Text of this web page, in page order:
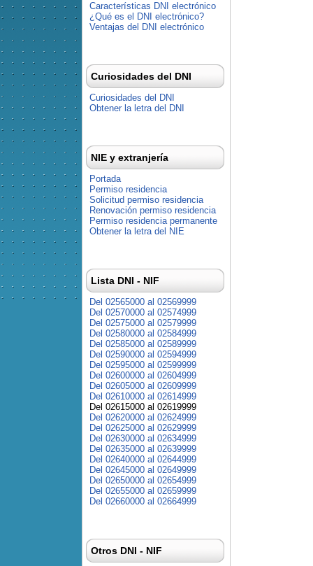
Características DNI electrónico
¿Qué es el DNI electrónico?
Ventajas del DNI electrónico
Curiosidades del DNI
Curiosidades del DNI
Obtener la letra del DNI
NIE y extranjería
Portada
Permiso residencia
Solicitud permiso residencia
Renovación permiso residencia
Permiso residencia permanente
Obtener la letra del NIE
Lista DNI - NIF
Del 02565000 al 02569999
Del 02570000 al 02574999
Del 02575000 al 02579999
Del 02580000 al 02584999
Del 02585000 al 02589999
Del 02590000 al 02594999
Del 02595000 al 02599999
Del 02600000 al 02604999
Del 02605000 al 02609999
Del 02610000 al 02614999
Del 02615000 al 02619999
Del 02620000 al 02624999
Del 02625000 al 02629999
Del 02630000 al 02634999
Del 02635000 al 02639999
Del 02640000 al 02644999
Del 02645000 al 02649999
Del 02650000 al 02654999
Del 02655000 al 02659999
Del 02660000 al 02664999
Otros DNI - NIF